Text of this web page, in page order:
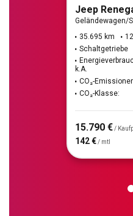
Geländewagen/
35.695 km
Schaltgetriebe
k.A.
CO₂-
CO₂-Klasse:
15.790 € /
142 € / mtl